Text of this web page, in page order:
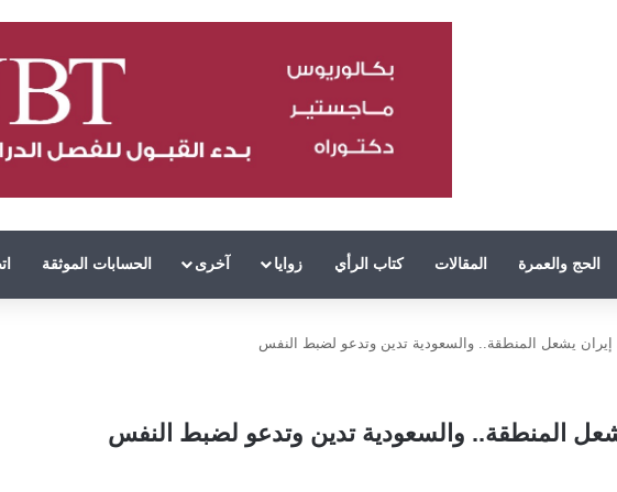
الحج والعمرة المقالات كتاب الرأي زوايا آخرى الحسابات الموثقة
يشعل المنطقة.. والسعودية تدين وتدعو لضبط النفس
المنطقة.. والسعودية تدين وتدعو لضبط النفس